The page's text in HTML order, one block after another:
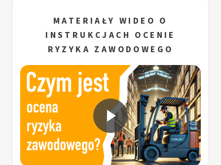
MATERIAŁY WIDEO O
INSTRUKCJACH OCENIE
RYZYKA ZAWODOWEGO